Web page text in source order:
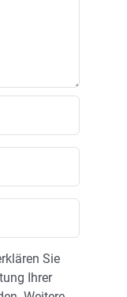
Sie
Ihrer